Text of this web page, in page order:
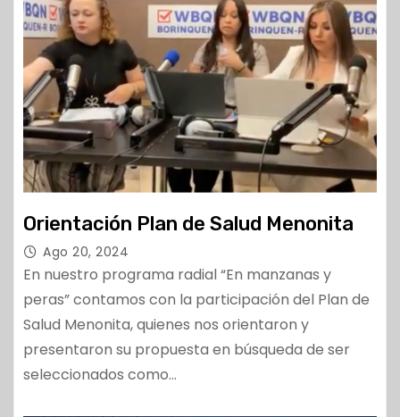
Orientación Plan de Salud Menonita
Ago 20, 2024
En nuestro programa radial “En manzanas y
peras” contamos con la participación del Plan de
Salud Menonita, quienes nos orientaron y
presentaron su propuesta en búsqueda de ser
seleccionados como…